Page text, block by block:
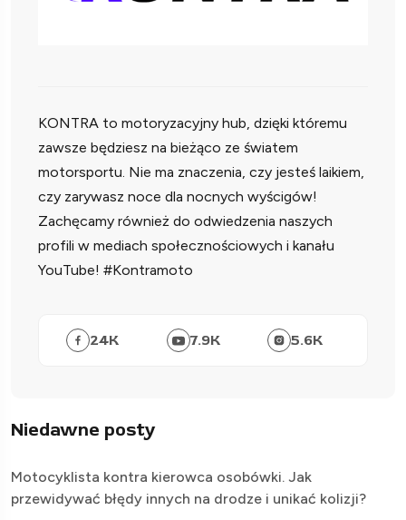
KONTRA to motoryzacyjny hub, dzięki któremu
zawsze będziesz na bieżąco ze światem
motorsportu. Nie ma znaczenia, czy jesteś laikiem,
czy zarywasz noce dla nocnych wyścigów!
Zachęcamy również do odwiedzenia naszych
profili w mediach społecznościowych i kanału
YouTube! #Kontramoto
24K 7.9K 5.6K
Niedawne posty
Motocyklista kontra kierowca osobówki. Jak
przewidywać błędy innych na drodze i unikać kolizji?